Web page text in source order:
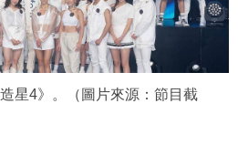
星4》。（圖片來源：節目截